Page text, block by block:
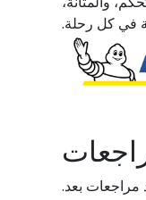
في كل رحلة.
مراجعات بعد.